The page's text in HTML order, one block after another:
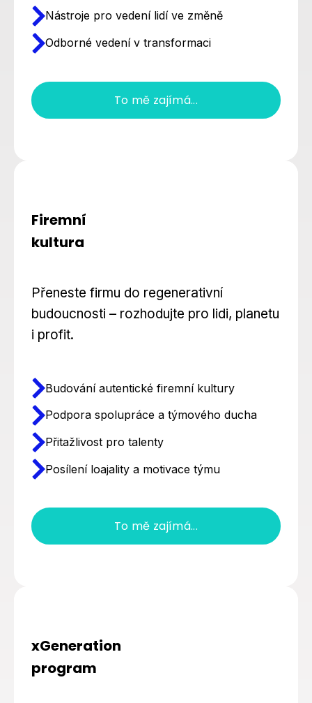
Nástroje pro vedení lidí ve změně
Odborné vedení v transformaci
To mě zajímá...
Firemní
kultura
Přeneste firmu do regenerativní
budoucnosti – rozhodujte pro lidi, planetu
i profit.
Budování autentické firemní kultury
Podpora spolupráce a týmového ducha
Přitažlivost pro talenty
Posílení loajality a motivace týmu
To mě zajímá...
xGeneration
program